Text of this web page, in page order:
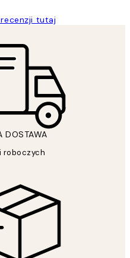
tutaj
DOSTAWA
roboczych